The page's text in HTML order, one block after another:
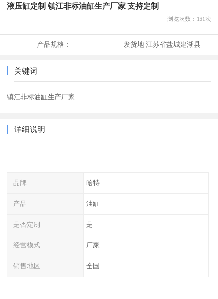
液压缸定制 镇江非标油缸生产厂家 支持定制
浏览次数： 161次
产品规格： 发货地:江苏省盐城建湖县
关键词
镇江非标油缸生产厂家
详细说明
品牌 哈特
产品 油缸
是否定制 是
经营模式 厂家
销售地区 全国